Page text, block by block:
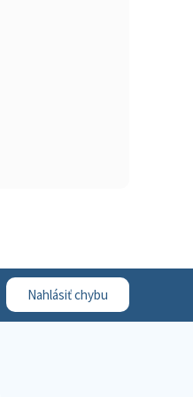
Nahlásiť chybu